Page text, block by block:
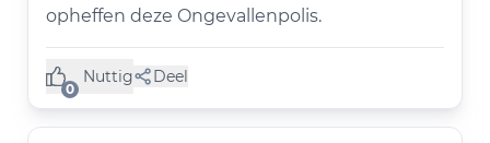
opheffen deze Ongevallenpolis.
0
Nuttig
(0 like) Deel